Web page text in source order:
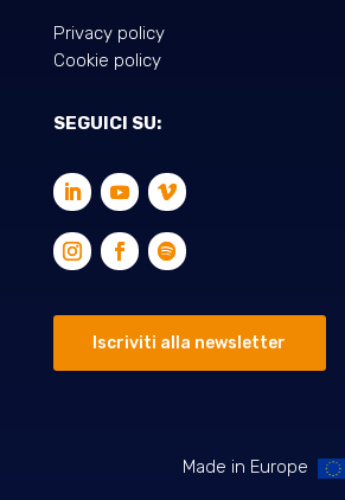
Privacy policy
Cookie policy
SEGUICI SU:
Iscriviti alla newsletter
Made in Europe